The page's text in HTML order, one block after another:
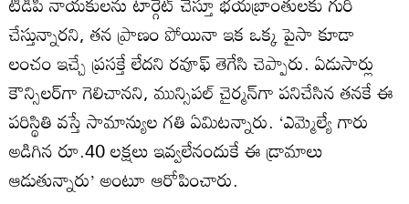
చేస్తున్నారని, తన ప్రాణం పోయినా ఇక ఒక్క పైసా కూడా
లంచం ఇచ్చే ప్రసక్తే లేదని రవూఫ్‌ తెగేసి చెప్పారు. ఏడుసార్లు
కౌన్సిలర్‌గా గెలిచానని, మున్సిపల్‌ చైర్మన్‌గా పనిచేసిన తనకే ఈ
పరిస్థితి వస్తే సామాన్యుల గతి ఏమిటన్నారు. ‘ఎమ్మెల్యే గారు
అడిగిన రూ.40 లక్షలు ఇవ్వలేనందుకే ఈ డ్రామాలు
ఆడుతున్నారు’ అంటూ ఆరోపించారు.